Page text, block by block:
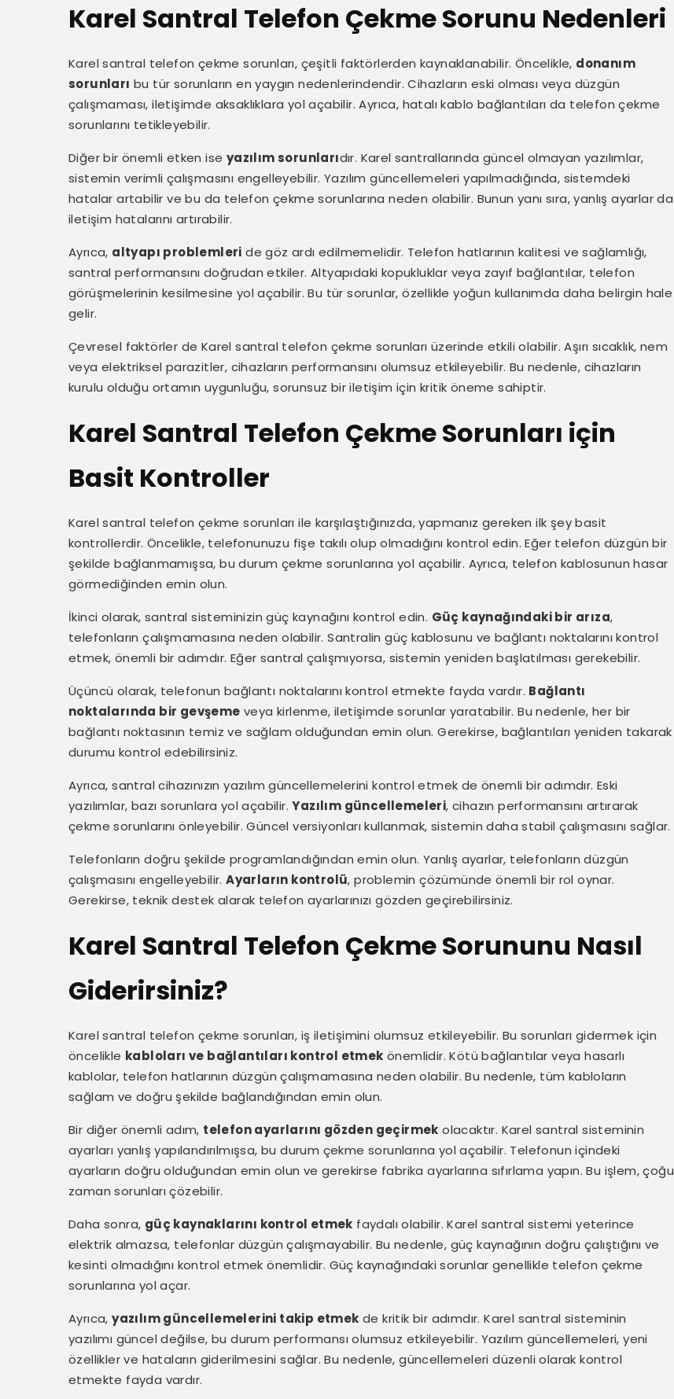
Karel Santral Telefon Çekme Sorunu Nedenleri
Karel santral telefon çekme sorunları, çeşitli faktörlerden kaynaklanabilir. Öncelikle, donanım
sorunları bu tür sorunların en yaygın nedenlerindendir. Cihazların eski olması veya düzgün
çalışmaması, iletişimde aksaklıklara yol açabilir. Ayrıca, hatalı kablo bağlantıları da telefon çekme
sorunlarını tetikleyebilir.
Diğer bir önemli etken ise yazılım sorunlarıdır. Karel santrallarında güncel olmayan yazılımlar,
sistemin verimli çalışmasını engelleyebilir. Yazılım güncellemeleri yapılmadığında, sistemdeki
hatalar artabilir ve bu da telefon çekme sorunlarına neden olabilir. Bunun yanı sıra, yanlış ayarlar da
iletişim hatalarını artırabilir.
Ayrıca, altyapı problemleri de göz ardı edilmemelidir. Telefon hatlarının kalitesi ve sağlamlığı,
santral performansını doğrudan etkiler. Altyapıdaki kopukluklar veya zayıf bağlantılar, telefon
görüşmelerinin kesilmesine yol açabilir. Bu tür sorunlar, özellikle yoğun kullanımda daha belirgin hale
gelir.
Çevresel faktörler de Karel santral telefon çekme sorunları üzerinde etkili olabilir. Aşırı sıcaklık, nem
veya elektriksel parazitler, cihazların performansını olumsuz etkileyebilir. Bu nedenle, cihazların
kurulu olduğu ortamın uygunluğu, sorunsuz bir iletişim için kritik öneme sahiptir.
Karel Santral Telefon Çekme Sorunları için
Basit Kontroller
Karel santral telefon çekme sorunları ile karşılaştığınızda, yapmanız gereken ilk şey basit
kontrollerdir. Öncelikle, telefonunuzu fişe takılı olup olmadığını kontrol edin. Eğer telefon düzgün bir
şekilde bağlanmamışsa, bu durum çekme sorunlarına yol açabilir. Ayrıca, telefon kablosunun hasar
görmediğinden emin olun.
İkinci olarak, santral sisteminizin güç kaynağını kontrol edin. Güç kaynağındaki bir arıza,
telefonların çalışmamasına neden olabilir. Santralin güç kablosunu ve bağlantı noktalarını kontrol
etmek, önemli bir adımdır. Eğer santral çalışmıyorsa, sistemin yeniden başlatılması gerekebilir.
Üçüncü olarak, telefonun bağlantı noktalarını kontrol etmekte fayda vardır. Bağlantı
noktalarında bir gevşeme veya kirlenme, iletişimde sorunlar yaratabilir. Bu nedenle, her bir
bağlantı noktasının temiz ve sağlam olduğundan emin olun. Gerekirse, bağlantıları yeniden takarak
durumu kontrol edebilirsiniz.
Ayrıca, santral cihazınızın yazılım güncellemelerini kontrol etmek de önemli bir adımdır. Eski
yazılımlar, bazı sorunlara yol açabilir.Yazılım güncellemeleri, cihazın performansını artırarak
çekme sorunlarını önleyebilir. Güncel versiyonları kullanmak, sistemin daha stabil çalışmasını sağlar.
Telefonların doğru şekilde programlandığından emin olun. Yanlış ayarlar, telefonların düzgün
çalışmasını engelleyebilir.Ayarların kontrolü, problemin çözümünde önemli bir rol oynar.
Gerekirse, teknik destek alarak telefon ayarlarınızı gözden geçirebilirsiniz.
Karel Santral Telefon Çekme Sorununu Nasıl
Giderirsiniz?
Karel santral telefon çekme sorunları, iş iletişimini olumsuz etkileyebilir. Bu sorunları gidermek için
öncelikle kabloları ve bağlantıları kontrol etmek önemlidir. Kötü bağlantılar veya hasarlı
kablolar, telefon hatlarının düzgün çalışmamasına neden olabilir. Bu nedenle, tüm kabloların
sağlam ve doğru şekilde bağlandığından emin olun.
Bir diğer önemli adım, telefon ayarlarını gözden geçirmek olacaktır. Karel santral sisteminin
ayarları yanlış yapılandırılmışsa, bu durum çekme sorunlarına yol açabilir. Telefonun içindeki
ayarların doğru olduğundan emin olun ve gerekirse fabrika ayarlarına sıfırlama yapın. Bu işlem, çoğu
zaman sorunları çözebilir.
Daha sonra, güç kaynaklarını kontrol etmek faydalı olabilir. Karel santral sistemi yeterince
elektrik almazsa, telefonlar düzgün çalışmayabilir. Bu nedenle, güç kaynağının doğru çalıştığını ve
kesinti olmadığını kontrol etmek önemlidir. Güç kaynağındaki sorunlar genellikle telefon çekme
sorunlarına yol açar.
Ayrıca,yazılım güncellemelerini takip etmek de kritik bir adımdır. Karel santral sisteminin
yazılımı güncel değilse, bu durum performansı olumsuz etkileyebilir. Yazılım güncellemeleri, yeni
özellikler ve hataların giderilmesini sağlar. Bu nedenle, güncellemeleri düzenli olarak kontrol
etmekte fayda vardır.